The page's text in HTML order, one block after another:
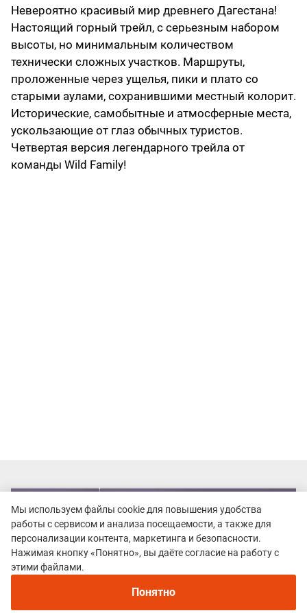
Невероятно красивый мир древнего Дагестана!
Настоящий горный трейл, с серьезным набором
высоты, но минимальным количеством
технически сложных участков. Маршруты,
проложенные через ущелья, пики и плато со
старыми аулами, сохранившими местный колорит.
Исторические, самобытные и атмосферные места,
ускользающие от глаз обычных туристов.
Четвертая версия легендарного трейла от
команды Wild Family!
Мы используем файлы cookie для повышения удобства
работы с сервисом и анализа посещаемости, а также для
персонализации контента, маркетинга и безопасности.
Нажимая кнопку «Понятно», вы даёте согласие на работу с
этими файлами.
Понятно